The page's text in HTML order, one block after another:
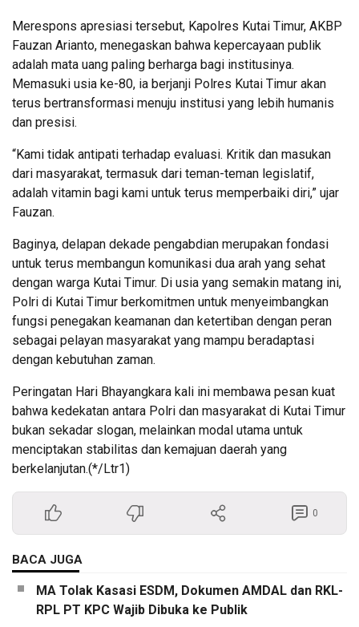
Merespons apresiasi tersebut, Kapolres Kutai Timur, AKBP
Fauzan Arianto, menegaskan bahwa kepercayaan publik
adalah mata uang paling berharga bagi institusinya.
Memasuki usia ke-80, ia berjanji Polres Kutai Timur akan
terus bertransformasi menuju institusi yang lebih humanis
dan presisi.
“Kami tidak antipati terhadap evaluasi. Kritik dan masukan
dari masyarakat, termasuk dari teman-teman legislatif,
adalah vitamin bagi kami untuk terus memperbaiki diri,” ujar
Fauzan.
Baginya, delapan dekade pengabdian merupakan fondasi
untuk terus membangun komunikasi dua arah yang sehat
dengan warga Kutai Timur. Di usia yang semakin matang ini,
Polri di Kutai Timur berkomitmen untuk menyeimbangkan
fungsi penegakan keamanan dan ketertiban dengan peran
sebagai pelayan masyarakat yang mampu beradaptasi
dengan kebutuhan zaman.
Peringatan Hari Bhayangkara kali ini membawa pesan kuat
bahwa kedekatan antara Polri dan masyarakat di Kutai Timur
bukan sekadar slogan, melainkan modal utama untuk
menciptakan stabilitas dan kemajuan daerah yang
berkelanjutan.(*/Ltr1)
0
BACA JUGA
MA Tolak Kasasi ESDM, Dokumen AMDAL dan RKL-
RPL PT KPC Wajib Dibuka ke Publik